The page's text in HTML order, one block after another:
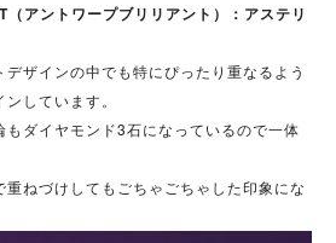
アントワープブリリアント）：アステリ
ザインの中でも特にぴったり重なるよう
しています。
もダイヤモンド3石になっているので一体
ねづけしてもごちゃごちゃした印象にな